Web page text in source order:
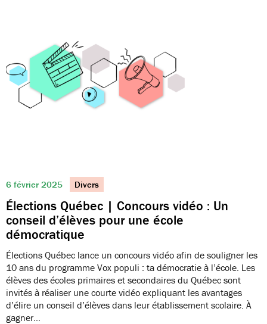
6 février 2025 Divers
Élections Québec | Concours vidéo : Un
conseil d’élèves pour une école
démocratique
Élections Québec lance un concours vidéo afin de souligner les
10 ans du programme Vox populi : ta démocratie à l’école. Les
élèves des écoles primaires et secondaires du Québec sont
invités à réaliser une courte vidéo expliquant les avantages
d’élire un conseil d’élèves dans leur établissement scolaire. À
gagner…